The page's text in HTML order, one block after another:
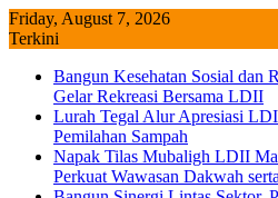
Skip
to
Friday, August 7, 2026
Terkini
Bangun Kesehatan Sosial dan
Gelar Rekreasi Bersama LDII
Lurah Tegal Alur Apresiasi
Pemilahan Sampah
Napak Tilas Mubaligh LDII
Perkuat Wawasan Dakwah